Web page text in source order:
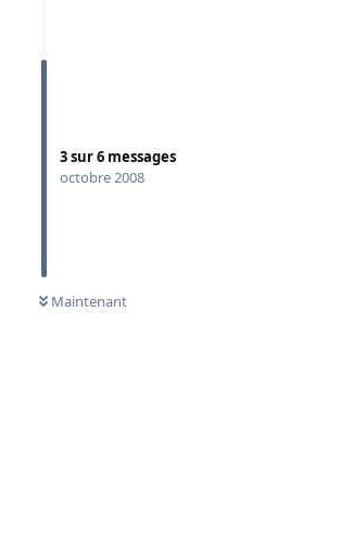
3sur6 messages
octobre 2008
Maintenant